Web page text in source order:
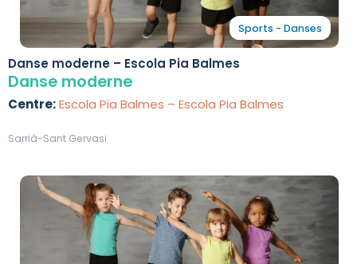
Sports - Danses
Danse moderne – Escola Pia Balmes
Danse moderne
Centre:Escola Pia Balmes – Escola Pia Balmes
Sarrià-Sant Gervasi